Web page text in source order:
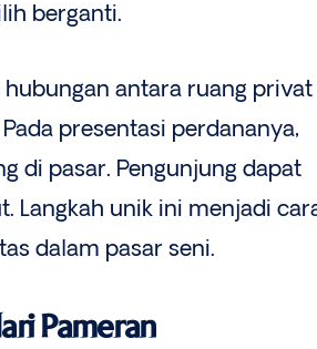
berganti.
antara ruang privat
presentasi perdananya,
di pasar. Pengunjung dapat
Langkah unik ini menjadi
dalam pasar seni.
Pameran